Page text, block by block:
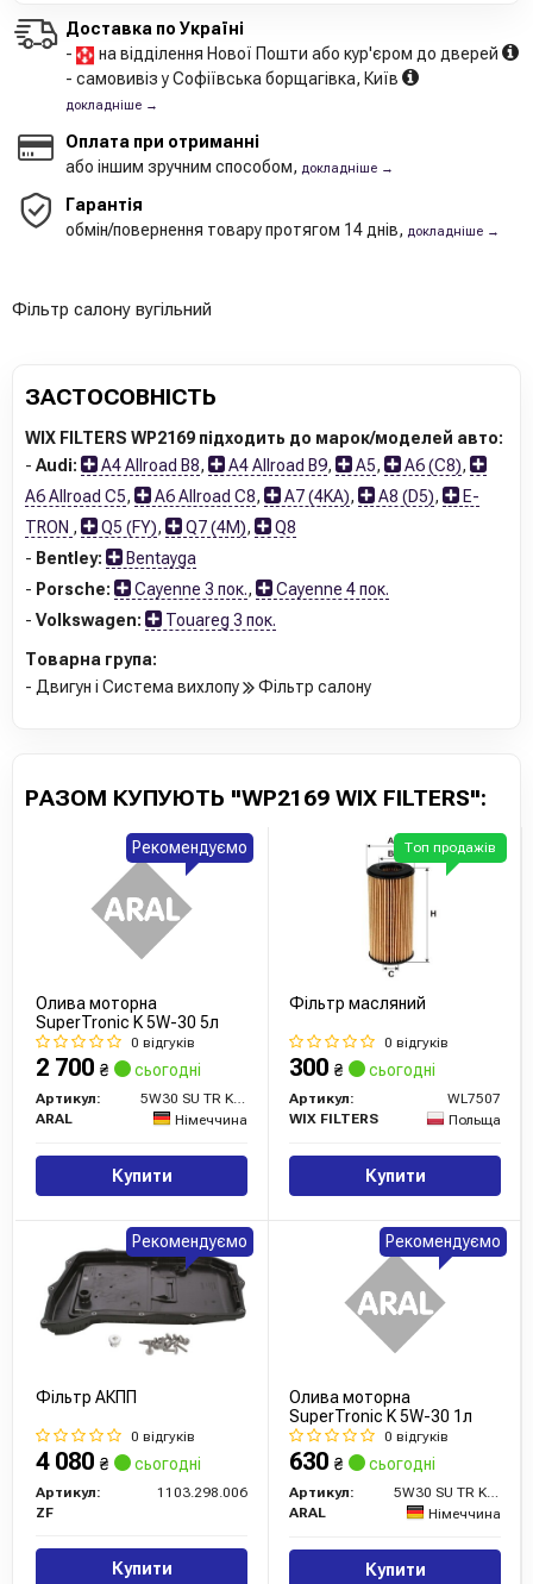
Доставка по Україні
-
на відділення Нової Пошти або кур'єром до дверей
- самовивіз у Софіївська борщагівка, Київ
докладніше →
Оплата при отриманні
або іншим зручним способом, докладніше →
Гарантія
обмін/повернення товару протягом 14 днів, докладніше →
Фільтр салону вугільний
ЗАСТОСОВНІСТЬ
WIX FILTERS WP2169 підходить до марок/моделей авто:
- Audi: A4 Allroad B8, A4 Allroad B9, A5, A6 (C8),
A6 Allroad C5, A6 Allroad C8, A7 (4KA), A8 (D5),
E-
TRON , Q5 (FY), Q7 (4M),
Q8
- Bentley:
Bentayga
- Porsche: Cayenne 3 пок.,
Cayenne 4 пок.
- Volkswagen: Touareg 3 пок.
Товарна група:
- Двигун і Система вихлопу
Фільтр салону
РАЗОМ КУПУЮТЬ "WP2169 WIX FILTERS":
Олива моторна
SuperTronic K 5W-30 5л
0 відгуків
2 700 ₴ сьогодні
Артикул:
5W30 SU TR K 5L
ARAL
Німеччина
Купити
Рекомендуємо
Фільтр масляний
0 відгуків
300 ₴ сьогодні
Артикул:
WL7507
WIX FILTERS
Польща
Купити
Топ продажів
Фільтр АКПП
0 відгуків
4 080 ₴ сьогодні
Артикул:
1103.298.006
ZF
Купити
Рекомендуємо
Олива моторна
SuperTronic K 5W-30 1л
0 відгуків
630 ₴ сьогодні
Артикул:
5W30 SU TR K 1L
ARAL
Німеччина
Купити
Рекомендуємо